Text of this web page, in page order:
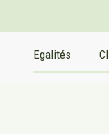
Egalités